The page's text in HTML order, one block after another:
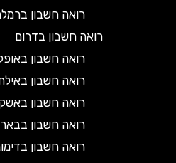
רואה חשבון ברמלה
רואה חשבון בדרום
רואה חשבון באופקים
רואה חשבון באילת
רואה חשבון באשקלון
רואה חשבון בבאר שבע
רואה חשבון בדימונה